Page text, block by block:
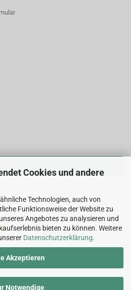
Cookies und andere
Technologien, auch von
Funktionsweise der Website zu
Angebotes zu analysieren und
bieten zu können. Weitere
Datenschutzerklärung.
Akzeptieren
Notwendige